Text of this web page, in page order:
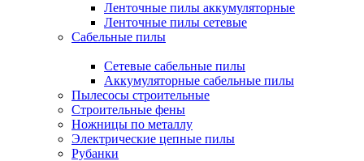
Ленточные пилы аккумуляторные
Ленточные пилы сетевые
Сабельные пилы
Сетевые сабельные пилы
Аккумуляторные сабельные пилы
Пылесосы строительные
Строительные фены
Ножницы по металлу
Электрические цепные пилы
Рубанки